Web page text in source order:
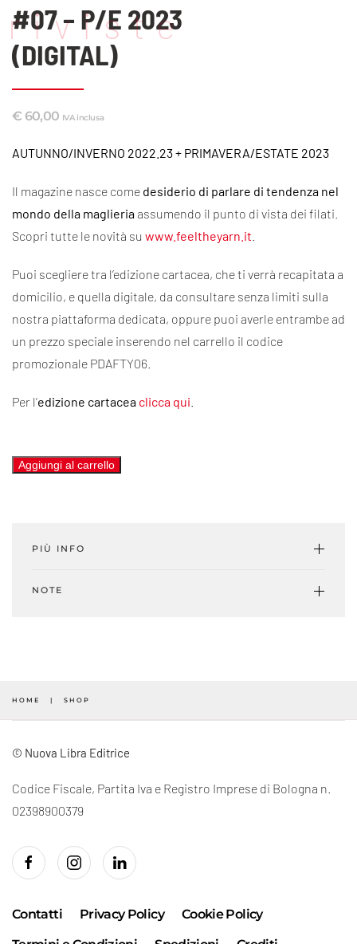
riviste
#07 – P/E 2023
(DIGITAL)
€ 60,00 IVA inclusa
AUTUNNO/INVERNO 2022.23 + PRIMAVERA/ESTATE 2023
Il magazine nasce come desiderio di parlare di tendenza nel
mondo della maglieria assumendo il punto di vista dei filati.
Scopri tutte le novità su www.feeltheyarn.it
Puoi scegliere tra l’edizione cartacea, che ti verrà recapitata a
domicilio, e quella digitale, da consultare senza limiti sulla
nostra piattaforma dedicata, oppure puoi averle entrambe ad
un prezzo speciale inserendo nel carrello il codice
promozionale PDAFTY06.
Per l’edizione cartacea clicca qui
Feel
2022.23
(Digital)
Aggiungi al carrello
PIÙ INFO
NOTE
HOME SHOP
© Nuova Libra Editrice
Codice Fiscale, Partita Iva e Registro Imprese di Bologna n.
02398900379
Contatti Privacy Policy
Cookie Policy